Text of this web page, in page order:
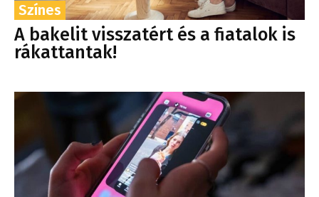
Színes
A bakelit visszatért és a fiatalok is
rákattantak!